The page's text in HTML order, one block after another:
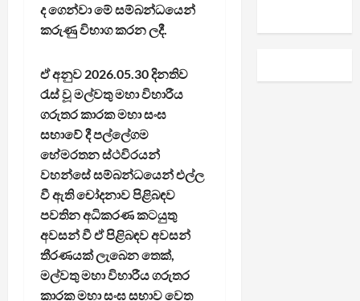
ද ගෙන්වා මේ සම්බන්ධයෙන්
කරුණු විභාග කරන ලදී.
ඒ අනුව 2026.05.30 දිනතිව
රැස් වූ මල්වතු මහා විහාරීය
ගරුතර කාරක මහා සංඝ
සභාවේ දී පල්ලේගම
හේමරතන ස්ථවිරයන්
වහන්සේ සම්බන්ධයෙන් එල්ල
වී ඇති චෝදනාව පිළිබඳව
පවතින අධිකරණ කටයුතු
අවසන් වී ඒ පිළිබඳව අවසන්
තීරණයක් ලැබෙන තෙක්,
මල්වතු මහා විහාරීය ගරුතර
කාරක මහා සංඝ සභාව වෙත